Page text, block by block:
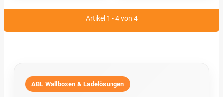
Artikel 1 - 4 von 4
ABL Wallboxen & Ladelösungen